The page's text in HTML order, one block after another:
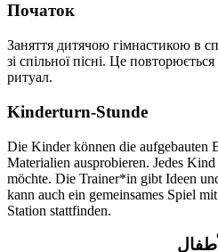
Початок
Заняття дитячою гімнастикою в
зі спільної пісні. Це
ритуал.
Kinderturn-Stunde
Die Kinder können die aufgebauten
Materialien ausprobieren. Jedes Kind
möchte. Die Trainer*in gibt Ideen
kann auch ein gemeinsames Spiel
Station stattfinden.